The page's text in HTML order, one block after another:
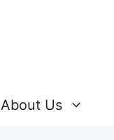
About Us